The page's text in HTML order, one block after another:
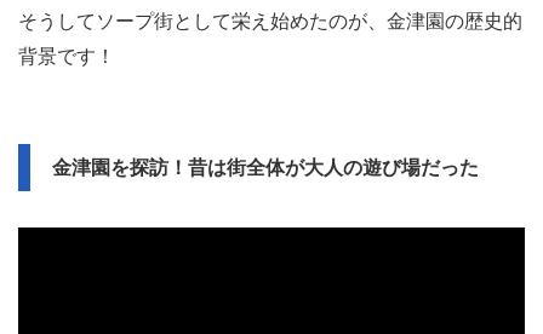
そうしてソープ街として栄え始めたのが、金津園の歴史的
背景です！
金津園を探訪！昔は街全体が大人の遊び場だった